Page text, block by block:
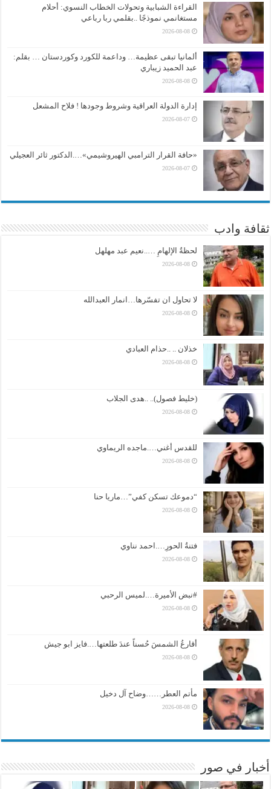
القراءة الشبابية وتحولات الخطاب النسوي: أحلام
مستغانمي نموذجًا ..بقلمي ربا رباعي
2026-08-08
ألمانيا تبقى عظيمة… وداعمة للكورد وكوردستان … بقلم:
عبد الحميد زيباري
2026-08-08
إدارة الدولة العراقية وشروط وجودها ! فلاح المشعل
2026-08-07
«حافة القرار الترامبي الهيروشيمي»….الدكتور ثائر العجيلي
2026-08-07
ثقافة وادب
لحظةُ الإلهامِ …..نعيم عبد مهلهل
2026-08-08
لا تحاول ان تفسّرها…انمار العبدالله
2026-08-08
خذلان .. ..حذام العبادي
2026-08-08
(خليط فصول).. ..هدى الجلاب
2026-08-08
للقدس أغني….ماجده الريماوي
2026-08-08
“دموعك تسكن كفي”…ماريا حنا
2026-08-08
فتنةُ الحورِ….احمد نناوي
2026-08-08
#نبض الأميرة….لميس الرحبي
2026-08-08
أقارعُ الشمسَ حُسناً عندَ طلعتها….فايز ابو جيش
2026-08-08
مأتم العطر……وضاح آل دخيل
2026-08-08
أخبار في صور